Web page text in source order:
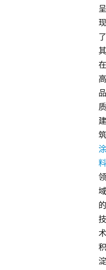
呈
现
了
其
在
高
品
质
建
筑
涂
料
领
域
的
技
术
积
淀